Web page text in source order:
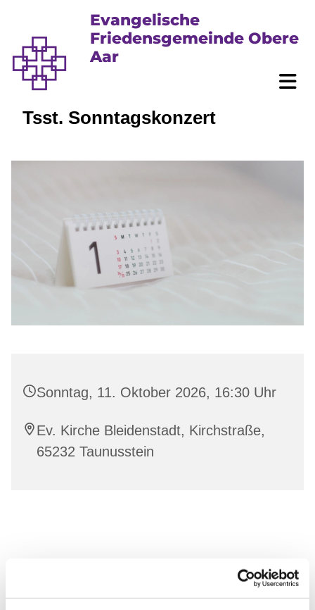
Evangelische
Friedensgemeinde Obere
Aar
Tsst. Sonntagskonzert
Sonntag, 11. Oktober 2026, 16:30 Uhr
Ev. Kirche Bleidenstadt, Kirchstraße,
65232 Taunusstein